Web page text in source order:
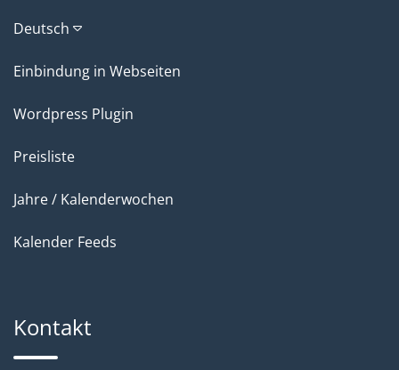
Deutsch
Einbindung in Webseiten
Wordpress Plugin
Preisliste
Jahre / Kalenderwochen
Kalender Feeds
Kontakt